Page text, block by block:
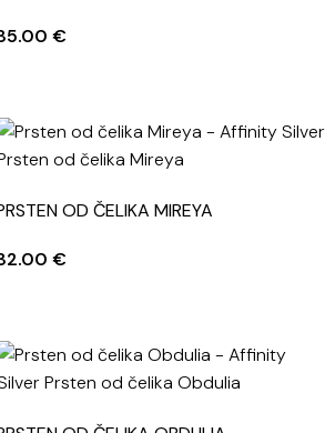
€
OD ČELIKA MIREYA
€